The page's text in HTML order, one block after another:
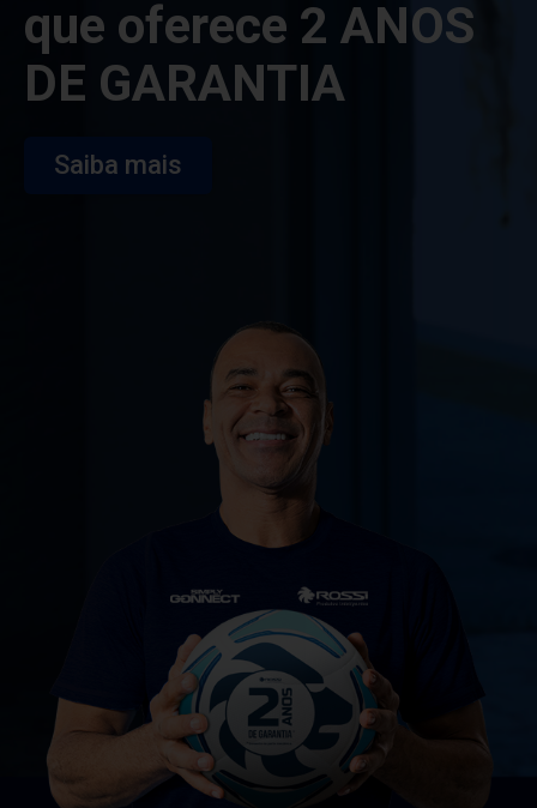
que oferece 2 ANOS
DE GARANTIA
Saiba mais